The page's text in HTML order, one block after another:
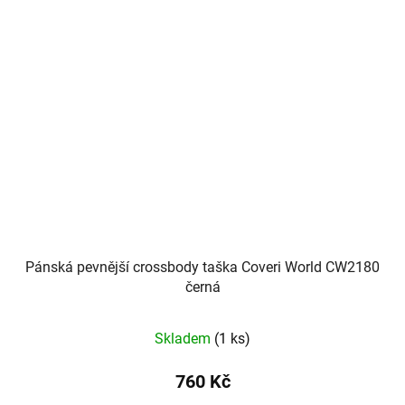
Pánská pevnější crossbody taška Coveri World CW2180
černá
Skladem (1 ks)
760 Kč